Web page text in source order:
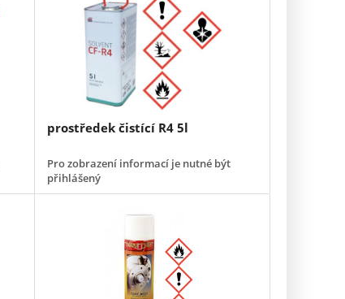
prostředek čistící R4 5l
Pro zobrazení informací je nutné být
přihlášený